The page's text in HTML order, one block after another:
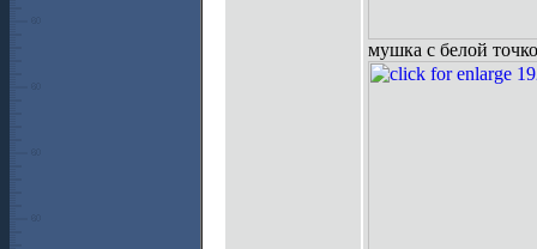
мушка с белой